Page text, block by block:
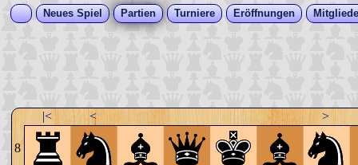
Neues Spiel Partien Turniere Eröffnungen
|< < >
8